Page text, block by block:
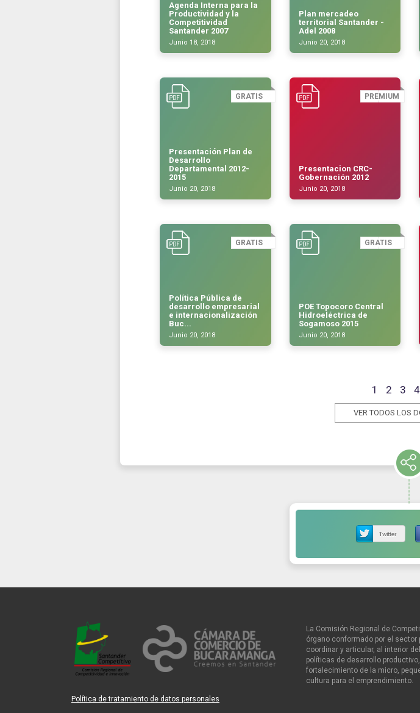
Agenda Interna para la
Productividad y la
Competitividad
Santander 2007
Junio 18, 2018
Plan mercadeo
territorial Santander -
Adel 2008
Junio 20, 2018
GRATIS
Presentación Plan de
Desarrollo
Departamental 2012-
2015
Junio 20, 2018
PREMIUM
Presentacion CRC-
Gobernación 2012
Junio 20, 2018
GRATIS
Política Pública de
desarrollo empresarial
e internacionalización
Buc...
Junio 20, 2018
GRATIS
POE Topocoro Central
Hidroeléctrica de
Sogamoso 2015
Junio 20, 2018
1 2 3 4
VER TODOS LOS
Política de tratamiento de datos personales
La Comisión Regional de
órgano conformado por el sector
coordinar y articular, al interior
políticas de desarrollo
fortalecimiento de la micro,
cultura para el emprendimiento.